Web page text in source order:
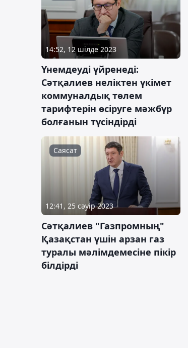
14:52, 12 шілде 2023
Үнемдеуді үйренеді:
Сәтқалиев неліктен үкімет
коммуналдық төлем
тарифтерін өсіруге мәжбүр
болғанын түсіндірді
Саясат
12:41, 25 сәуір 2023
Сәтқалиев "Газпромның"
Қазақстан үшін арзан газ
туралы мәлімдемесіне пікір
білдірді